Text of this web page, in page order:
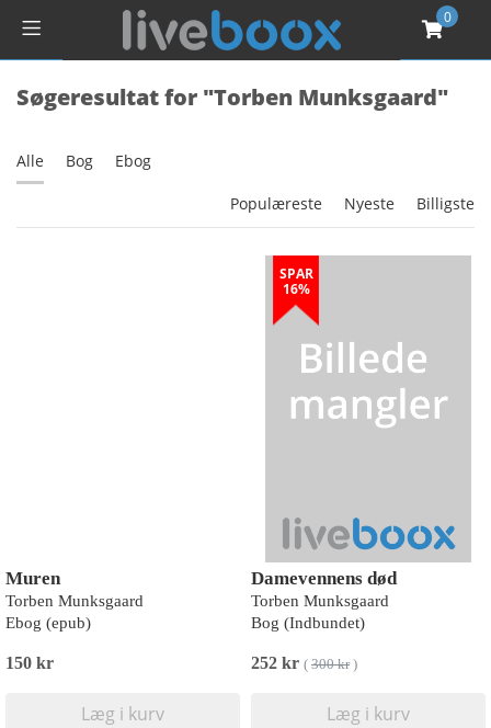
0
Søgeresultat for "Torben Munksgaard"
Alle Bog Ebog
Populæreste Nyeste Billigste
Muren
Torben Munksgaard
Ebog (epub)
150 kr
Læg i kurv
SPAR
16%
Damevennens død
Torben Munksgaard
Bog (Indbundet)
252 kr ( 300 kr)
Læg i kurv